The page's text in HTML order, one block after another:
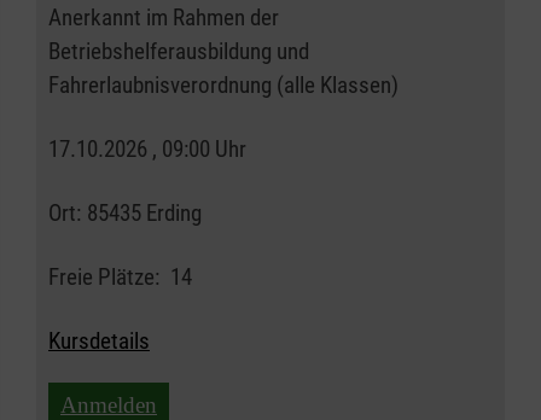
Anerkannt im Rahmen der
Betriebshelferausbildung und
Fahrerlaubnisverordnung (alle Klassen)
17.10.2026 , 09:00 Uhr
Ort: 85435 Erding
Freie Plätze: 14
Kursdetails
Anmelden